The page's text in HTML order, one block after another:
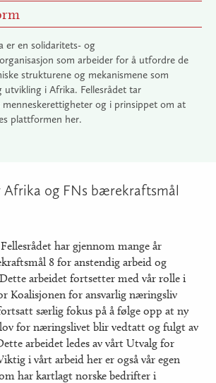
er en solidaritets- og
som arbeider for å utfordre de
strukturene og mekanismene som
i Afrika. Fellesrådet tar
og i prinsippet om at
plattformen her.
Afrika og FNs bærekraftsmål
har gjennom mange år
8 for anstendig arbeid og
arbeidet fortsetter med vår rolle i
Koalisjonen for ansvarlig næringsliv
særlig fokus på å følge opp at ny
for næringslivet blir vedtatt og fulgt av
arbeidet ledes av vårt Utvalg for
i vårt arbeid her er også vår egen
har kartlagt norske bedrifter i